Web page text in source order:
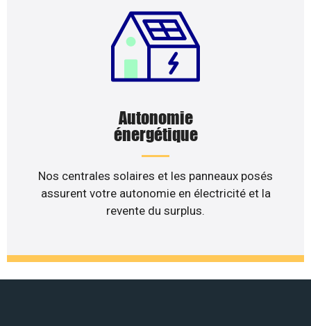
Autonomie
énergétique
Nos centrales solaires et les panneaux posés
assurent votre autonomie en électricité et la
revente du surplus.